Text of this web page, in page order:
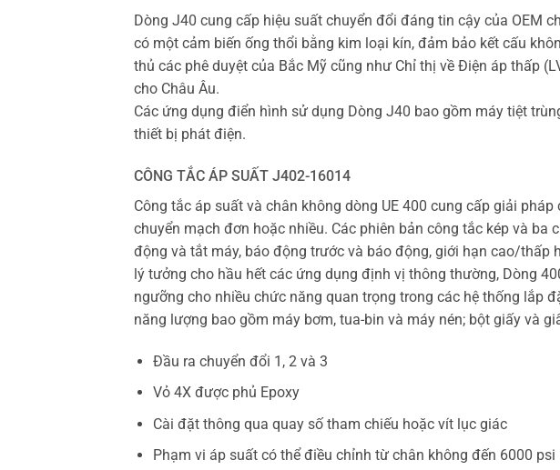
Dòng J40 cung cấp hiệu suất chuyển đổi đáng tin cậy của OEM
có một cảm biến ống thổi bằng kim loại kín, đảm bảo kết cấu
thủ các phê duyệt của Bắc Mỹ cũng như Chỉ thị về Điện áp thấp
cho Châu Âu.
Các ứng dụng điển hình sử dụng Dòng J40 bao gồm máy tiệt
thiết bị phát điện.
CÔNG TẮC ÁP SUẤT J402-16014
Công tắc áp suất và chân không dòng UE 400 cung cấp giải
chuyển mạch đơn hoặc nhiều. Các phiên bản công tắc kép và ba
động và tắt máy, báo động trước và báo động, giới hạn cao/thấp
lý tưởng cho hầu hết các ứng dụng định vị thông thường, Dòng
ngưỡng cho nhiều chức năng quan trọng trong các hệ thống lắp
năng lượng bao gồm máy bơm, tua-bin và máy nén; bột giấy và
Đầu ra chuyển đổi 1, 2 và 3
Vỏ 4X được phủ Epoxy
Cài đặt thông qua quay số tham chiếu hoặc vít lục giác
Phạm vi áp suất có thể điều chỉnh từ chân không đến 6000 psi